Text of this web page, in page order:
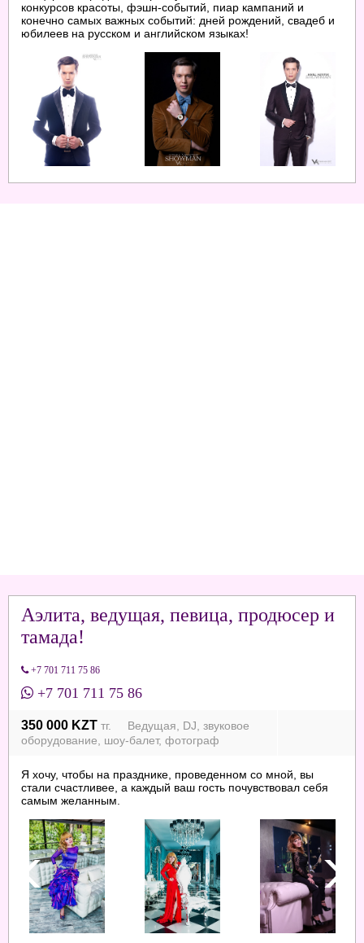
конкурсов красоты, фэшн-событий, пиар кампаний и
конечно самых важных событий: дней рождений, свадеб и
юбилеев на русском и английском языках!
Аэлита, ведущая, певица, продюсер и
тамада!
+7 701 711 75 86
+7 701 711 75 86
350 000 KZT тг. Ведущая, DJ, звуковое
оборудование, шоу-балет, фотограф
Я хочу, чтобы на празднике, проведенном со мной, вы
стали счастливее, а каждый ваш гость почувствовал себя
самым желанным.